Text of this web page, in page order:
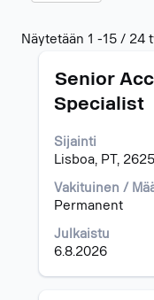
Näytetään 1 -15 / 24
Ammattinimike
Senior
Specialist
Sijainti
Lisboa, PT,
Vakituinen /
Permanent
Julkaistu
6.8.2026
Valitse
jos
nähdä
työpaikan
kaikki
tiedot.